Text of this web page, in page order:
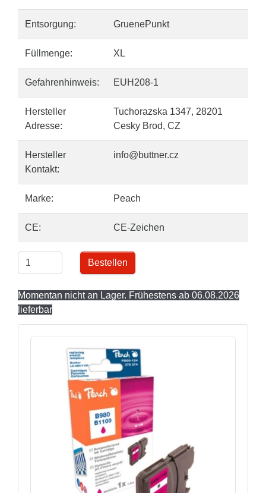
Entsorgung: GruenePunkt
Füllmenge: XL
Gefahrenhinweis: EUH208-1
Hersteller
Adresse:
Tuchorazska 1347, 28201
Cesky Brod, CZ
Hersteller
Kontakt:
info@buttner.cz
Marke: Peach
CE: CE-Zeichen
Bestellen
Momentan nicht an Lager. Frühestens ab 06.08.2026
lieferbar